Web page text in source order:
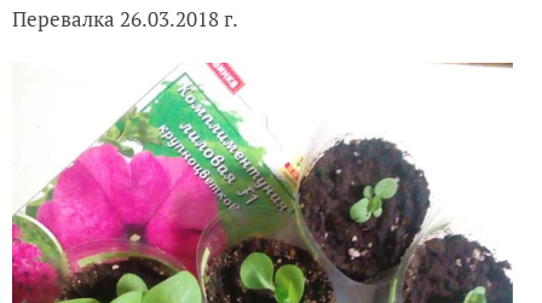
Перевалка 26.03.2018 г.